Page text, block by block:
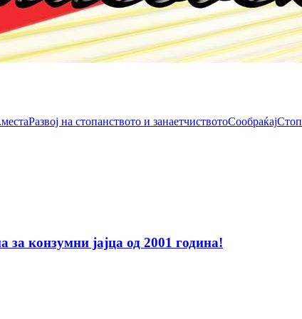
Развој на стопанството и занаетчиствотоСообраќај
конзумни јајца од 2001 година!